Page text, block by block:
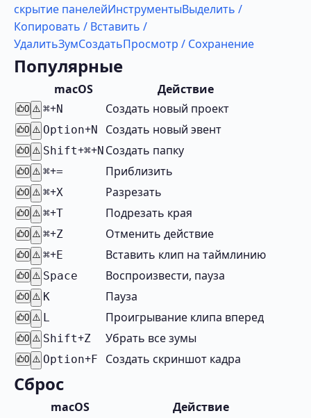
скрытие панелейИнструментыВыделить /
Копировать / Вставить /
УдалитьЗумСоздатьПросмотр / Сохранение
Популярные
macOS Действие
0 ⚠️ ⌘+N Cоздать новый проект
0 ⚠️ Option+N Cоздать новый эвент
0 ⚠️ Shift+⌘+N Создать папку
0 ⚠️ ⌘+= Приблизить
0 ⚠️ ⌘+X Разрезать
0 ⚠️ ⌘+T Подрезать края
0 ⚠️ ⌘+Z Отменить действие
0 ⚠️ ⌘+E Вставить клип на таймлинию
0 ⚠️ Space Воспроизвести, пауза
0 ⚠️ K Пауза
0 ⚠️ L Проигрывание клипа вперед
0 ⚠️ Shift+Z Убрать все зумы
0 ⚠️ Option+F Создать скриншот кадра
Сброс
macOS Действие